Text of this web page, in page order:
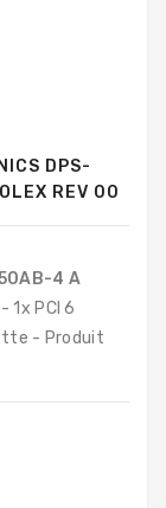
DPS-
REV 00
4 A
1x PCI 6
- Produit